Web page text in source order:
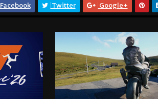
Facebook Twitter Google+